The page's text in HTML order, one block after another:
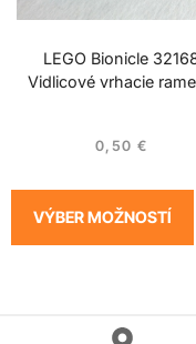
LEGO Bionicle
Vidlicové vrhacie
0,50 €
VÝBER MOŽNOSTÍ